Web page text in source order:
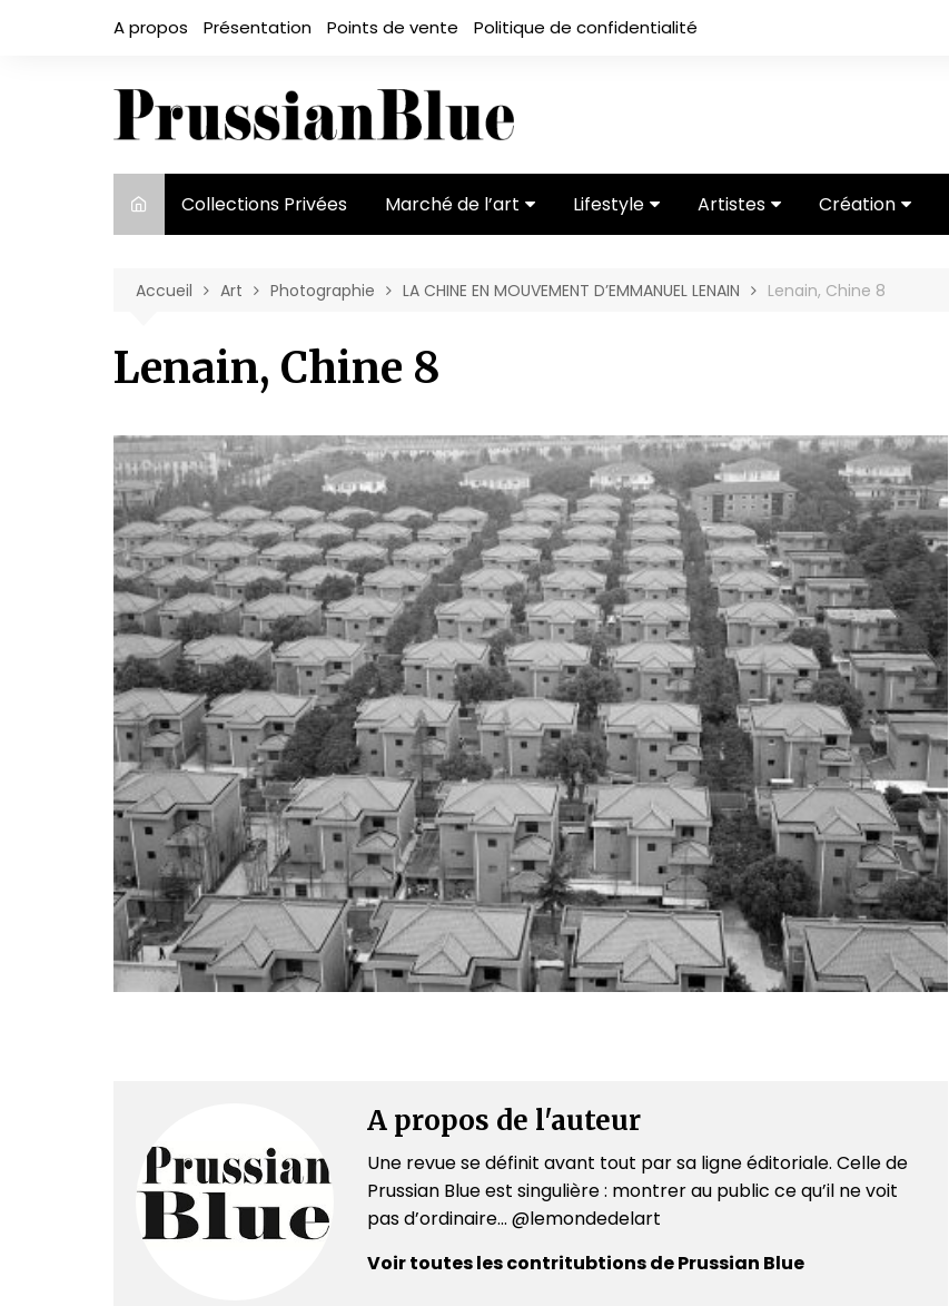
A propos Présentation Points de vente Politique de confidentialité
Collections Privées Marché de l’art
acteurs
Lifestyle
Mode
Artistes
Entretiens
Création
Vidéos
Accueil Art Photographie LA CHINE EN MOUVEMENT D’EMMANUEL LENAIN Lenain, Chine 8
Lenain, Chine 8
A propos de l'auteur
Une revue se définit avant tout par sa ligne éditoriale. Celle de
Prussian Blue est singulière : montrer au public ce qu’il ne voit
pas d’ordinaire... @lemondedelart
Voir toutes les contritubtions de Prussian Blue